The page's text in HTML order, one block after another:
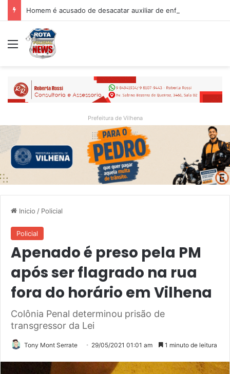
Menu
Prefeitura de Vilhena
Inicio / Policial
Policial
Apenado é preso pela PM
após ser flagrado na rua
fora do horário em Vilhena
Colônia Penal determinou prisão de
transgressor da Lei
Tony Mont Serrate 29/05/2021 01:01 am 1 minuto de leitura